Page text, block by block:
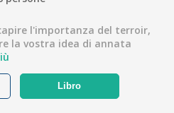
l'importanza del terroir,
la vostra idea di annata
Libro